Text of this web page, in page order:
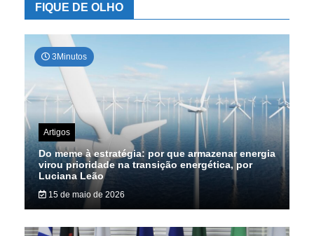
FIQUE DE OLHO
3Minutos
Artigos
Do meme à estratégia: por que armazenar energia
virou prioridade na transição energética, por
Luciana Leão
15 de maio de 2026